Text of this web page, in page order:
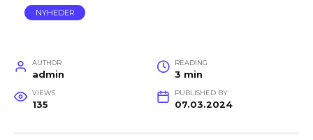
NYHEDER
AUTHOR
admin
READING
3 min
VIEWS
135
PUBLISHED BY
07.03.2024